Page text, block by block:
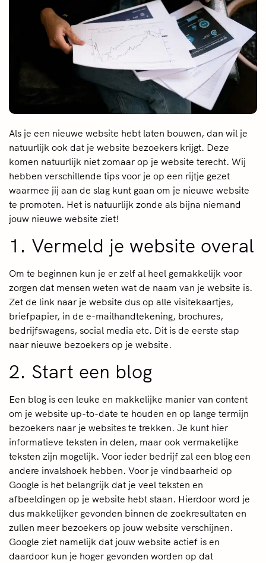
Als je een nieuwe website hebt laten bouwen, dan wil je
natuurlijk ook dat je website bezoekers krijgt. Deze
komen natuurlijk niet zomaar op je website terecht. Wij
hebben verschillende tips voor je op een rijtje gezet
waarmee jij aan de slag kunt gaan om je nieuwe website
te promoten. Het is natuurlijk zonde als bijna niemand
jouw nieuwe website ziet!
1. Vermeld je website overal
Om te beginnen kun je er zelf al heel gemakkelijk voor
zorgen dat mensen weten wat de naam van je website is.
Zet de link naar je website dus op alle visitekaartjes,
briefpapier, in de e-mailhandtekening, brochures,
bedrijfswagens, social media etc. Dit is de eerste stap
naar nieuwe bezoekers op je website.
2. Start een blog
Een blog is een leuke en makkelijke manier van content
om je website up-to-date te houden en op lange termijn
bezoekers naar je websites te trekken. Je kunt hier
informatieve teksten in delen, maar ook vermakelijke
teksten zijn mogelijk. Voor ieder bedrijf zal een blog een
andere invalshoek hebben. Voor je vindbaarheid op
Google is het belangrijk dat je veel teksten en
afbeeldingen op je website hebt staan. Hierdoor word je
dus makkelijker gevonden binnen de zoekresultaten en
zullen meer bezoekers op jouw website verschijnen.
Google ziet namelijk dat jouw website actief is en
daardoor kun je hoger gevonden worden op dat